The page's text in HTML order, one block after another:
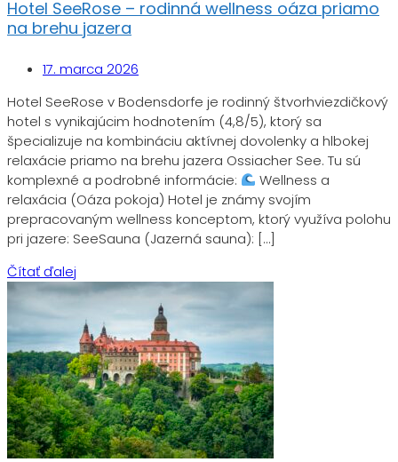
Hotel SeeRose – rodinná wellness oáza priamo
na brehu jazera
17. marca 2026
Hotel SeeRose v Bodensdorfe je rodinný štvorhviezdičkový
hotel s vynikajúcim hodnotením (4,8/5), ktorý sa
špecializuje na kombináciu aktívnej dovolenky a hlbokej
relaxácie priamo na brehu jazera Ossiacher See. Tu sú
komplexné a podrobné informácie:
Wellness a
relaxácia (Oáza pokoja) Hotel je známy svojím
prepracovaným wellness konceptom, ktorý využíva polohu
pri jazere: SeeSauna (Jazerná sauna): […]
Čítať ďalej